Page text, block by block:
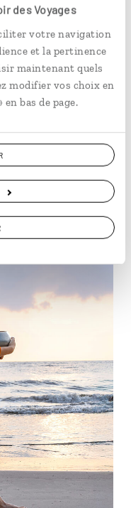
des Voyages
votre navigation
et la pertinence
maintenant quels
modifier vos choix en
bas de page.
à longue queue. Les
le poisson pêché le
vers la
partis étudier à
sourire thaï, discret,
: il est une manière
vers une plage
des crabes. Ici,
davantage que